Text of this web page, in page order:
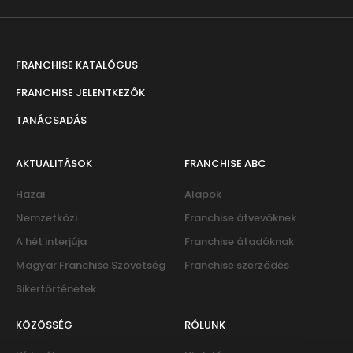
FRANCHISE KATALÓGUS
FRANCHISE JELENTKEZŐK
TANÁCSADÁS
AKTUALITÁSOK
Hazai
Nemzetközi
A hét interjúja
Magyar Franchise Szövetség
Sikertörténetek
FRANCHISE ABC
Alapok
Franchise átvevőknek
Franchise átadóknak
Franchise szerződés
KÖZÖSSÉG RÓLUNK